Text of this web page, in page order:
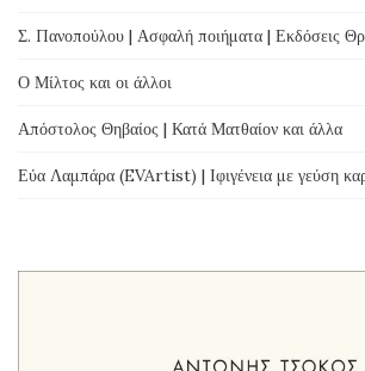
Σ. Πανοπούλου | Ασφαλή ποιήματα | Εκδόσεις
Ο Μίλτος και οι άλλοι
Απόστολος Θηβαίος | Κατά Ματθαίον και άλλα
Εύα Λαμπάρα (EVArtist) | Ιφιγένεια με γεύση